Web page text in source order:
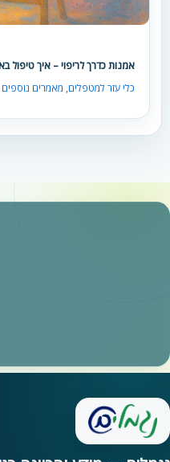
אמנות כדרך לריפוי – איך טיפול
כלי עזר למטפלים, מאמרים נוספים